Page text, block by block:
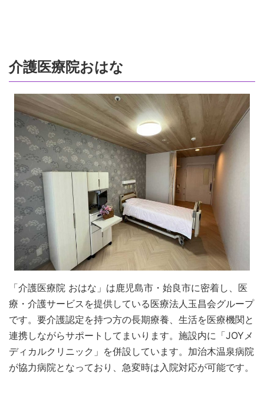
介護医療院おはな
「介護医療院 おはな」は鹿児島市・始良市に密着し、医
療・介護サービスを提供している医療法人玉昌会グループ
です。要介護認定を持つ方の長期療養、生活を医療機関と
連携しながらサポートしてまいります。施設内に「JOYメ
ディカルクリニック」を併設しています。加治木温泉病院
が協力病院となっており、急変時は入院対応が可能です。